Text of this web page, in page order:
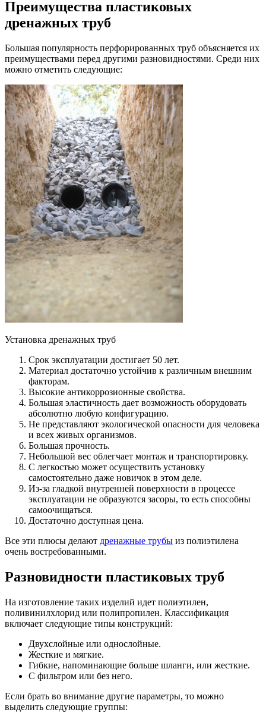
Преимущества пластиковых
дренажных труб
Большая популярность перфорированных труб объясняется их
преимуществами перед другими разновидностями. Среди них
можно отметить следующие:
Установка дренажных труб
Срок эксплуатации достигает 50 лет.
Материал достаточно устойчив к различным внешним
факторам.
Высокие антикоррозионные свойства.
Большая эластичность дает возможность оборудовать
абсолютно любую конфигурацию.
Не представляют экологической опасности для человека
и всех живых организмов.
Большая прочность.
Небольшой вес облегчает монтаж и транспортировку.
С легкостью может осуществить установку
самостоятельно даже новичок в этом деле.
Из-за гладкой внутренней поверхности в процессе
эксплуатации не образуются засоры, то есть способны
самоочищаться.
Достаточно доступная цена.
Все эти плюсы делают дренажные трубы из полиэтилена
очень востребованными.
Разновидности пластиковых труб
На изготовление таких изделий идет полиэтилен,
поливинилхлорид или полипропилен. Классификация
включает следующие типы конструкций:
Двухслойные или однослойные.
Жесткие и мягкие.
Гибкие, напоминающие больше шланги, или жесткие.
С фильтром или без него.
Если брать во внимание другие параметры, то можно
выделить следующие группы: